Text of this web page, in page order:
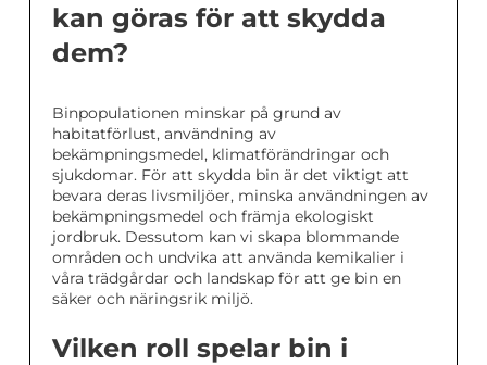
kan göras för att skydda
dem?
Binpopulationen minskar på grund av
habitatförlust, användning av
bekämpningsmedel, klimatförändringar och
sjukdomar. För att skydda bin är det viktigt att
bevara deras livsmiljöer, minska användningen av
bekämpningsmedel och främja ekologiskt
jordbruk. Dessutom kan vi skapa blommande
områden och undvika att använda kemikalier i
våra trädgårdar och landskap för att ge bin en
säker och näringsrik miljö.
Vilken roll spelar bin i